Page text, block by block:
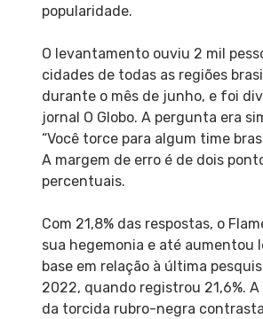
popularidade.
O levantamento ouviu 2 mil
cidades de todas as regiões
durante o mês de junho, e foi
jornal O Globo. A pergunta era
“Você torce para algum time
A margem de erro é de dois
percentuais.
Com 21,8% das respostas, o
sua hegemonia e até aumentou
base em relação à última
2022, quando registrou 21,6%.
da torcida rubro-negra